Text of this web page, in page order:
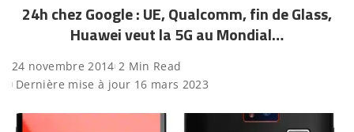
24h chez Google : UE, Qualcomm, fin de Glass,
Huawei veut la 5G au Mondial…
24 novembre 2014 2 Min Read
Dernière mise à jour 16 mars 2023